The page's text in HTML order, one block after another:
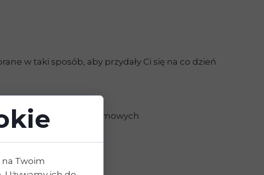
w taki sposób, aby przydały Ci się na co dzień
sytuacjach problemowych
Twoim